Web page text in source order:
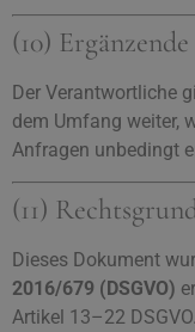
(10)
Der Verantwortliche
dem Umfang weiter,
Anfragen unbedingt
(11)
Dieses Dokument
2016/679 (DSGVO)
Artikel 13–22 DSGVO.